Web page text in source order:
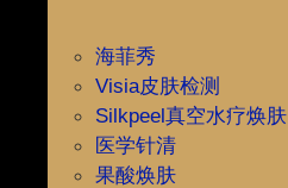
海菲秀
Visia皮肤检测
Silkpeel真空水疗焕肤
医学针清
果酸焕肤